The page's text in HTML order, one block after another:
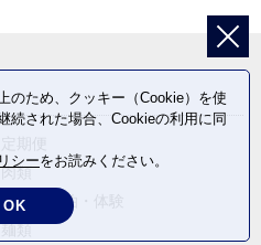
肉類
旅行・宿泊・体験
麺類
のため、クッキー（Cookie）を使
続された場合、Cookieの利用に同
シーをお読みください。
OK